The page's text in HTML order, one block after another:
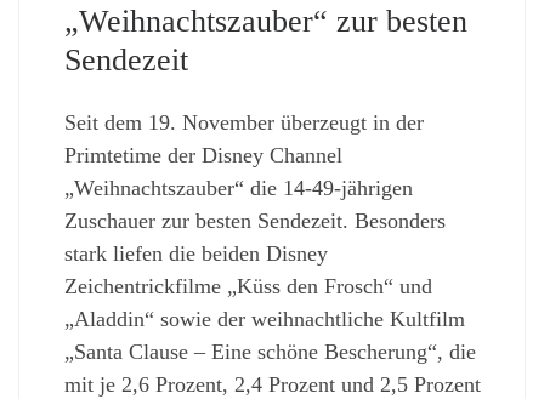
„Weihnachtszauber“ zur besten
Sendezeit
Seit dem 19. November überzeugt in der
Primtetime der Disney Channel
„Weihnachtszauber“ die 14-49-jährigen
Zuschauer zur besten Sendezeit. Besonders
stark liefen die beiden Disney
Zeichentrickfilme „Küss den Frosch“ und
„Aladdin“ sowie der weihnachtliche Kultfilm
„Santa Clause – Eine schöne Bescherung“, die
mit je 2,6 Prozent, 2,4 Prozent und 2,5 Prozent